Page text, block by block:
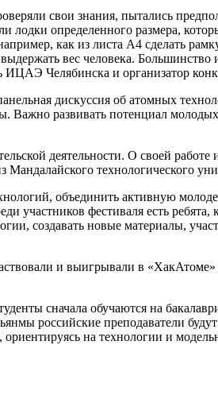
свои знания, пытались
лодки определенного размера,
как из листа А4 сделать
вес человека. Большинство
ИЦАЭ Челябинска и организатор
дискуссия об атомных
развивать потенциал
деятельности. О своей
технологического
объединить активную
участников фестиваля есть ребята,
создавать новые материалы,
и выигрывали в
сначала обучаются на
российские преподаватели
на технологии и